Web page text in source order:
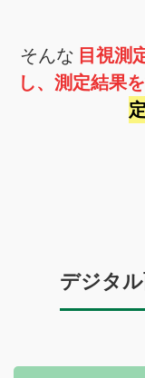
そんな 目視測
し、測定結果
デジタ